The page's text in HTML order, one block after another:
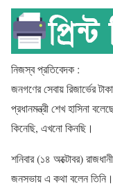
নিজস্ব প্রতিবেদক :
জনগণের সেবায় রিজার্ভের
প্রধানমন্ত্রী শেখ হাসিনা
কিনেছি, এখনো কিনছি।
শনিবার (১৪ অক্টোবর)
জনসভায় এ কথা বলেন তিনি।